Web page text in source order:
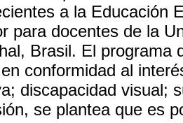
a la Educación
para docentes de la
Brasil. El programa
conformidad al
discapacidad visual;
se plantea que es